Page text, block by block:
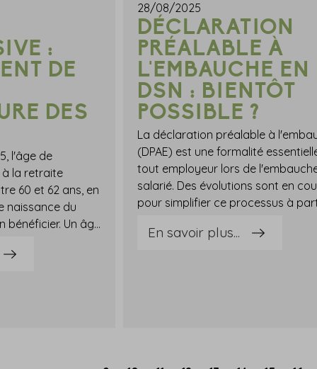
:
DE
DES
l'âge de
la retraite
60 et 62 ans, en
naissance du
salarié qui souhaite en bénéficier. Un âge d'ouverture des droits qui vient tout juste d'être abaissé pour toutes les pensions de retraite prenant effet dès le 1er septembre 2025. Voilà qui mérite quelques explications…Retraite progressive : ouverture possible dès 60 ans à partir du 1er septembre 2025 !Pour mémoire, la retraite progressive est un dispositif d'aménagement de fin de carrière permettant aux salariés de continuer leur activité à temps partiel (ou réduit) tout en percevant une partie de leur retraite et en continuant de cotiser au titre de leur activité professionnelle.Lors de son départ définitif à la retraite, le montant de la pension est donc recalculé pour tenir compte de la durée d'activité effectuée ainsi que du montant déjà liquidé.Outre les conditions relatives à la durée d'assurance et à l'activité, ce dispositif n'était jusqu'alors ouvert qu'aux salariés ayant atteint l'âge légal de départ en retraite, diminué de 2 années, soit entre 60 ans (pour les salariés nés avant le 1er septembre 1961) et 62 ans (pour ceux nés à partir de 1968).Désormais, pour toutes les pensions de retraite prenant effet à partir du 1er septembre 2025, cet âge d'ouverture des droits à la retraite a été abaissé à 60 ans et ce, quelle que soit l'année de naissance du salarié bénéficiaire.Dans le cadre de l'accord national interprofessionnel en faveur de l'emploi des salariés expérimentés, les partenaires sociaux avaient convenu d'un abaissement de l'âge à la retraite progressive pour que celle-ci soit accessible dès 60 ans.Notez que cet abaissement d'ouverture des droits à la retraite progressive est d'ores et déjà en vigueur alors même que le projet de loi portant transposition de l'ANI en faveur de l'emploi des salariés expérimentés devrait prochainement être adopté, modifiant également certains paramètres tenant à l'aménagement de la fin de carrière.Enfin, rappelons que cet abaissement de l'âge d'ouverture des droits à la retraite progressive n'emporte cependant aucun effet sur les autres conditions requises tenant à la durée de l'assurance et aux périodes d'activité identifiées, qui demeurent inchangées pour bénéficier de ce dispositif. Sources : Décret no 2025-681 du 15 juillet 2025 fixant l'âge d'ouverture du droit à la retraite progressive à soixante ansRetraite progressive : abaissement de l'âge d'ouverture des droits ! - © Copyright WebLex
28/08/2025
DÉCLARATION
PRÉALABLE À
L'EMBAUCHE EN
DSN : BIENTÔT
POSSIBLE ?
La déclaration préalable à
(DPAE) est une formalité
tout employeur lors de
salarié. Des évolutions sont en
En savoir plus...